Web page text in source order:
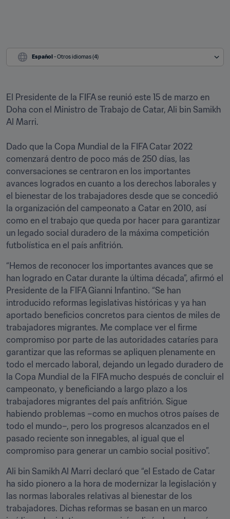
Español - Otros idiomas (4)
El Presidente de la FIFA se reunió este 15 de marzo en
Doha con el Ministro de Trabajo de Catar, Ali bin Samikh
Al Marri.
Dado que la Copa Mundial de la FIFA Catar 2022
comenzará dentro de poco más de 250 días, las
conversaciones se centraron en los importantes
avances logrados en cuanto a los derechos laborales y
el bienestar de los trabajadores desde que se concedió
la organización del campeonato a Catar en 2010, así
como en el trabajo que queda por hacer para garantizar
un legado social duradero de la máxima competición
futbolística en el país anfitrión.
“Hemos de reconocer los importantes avances que se
han logrado en Catar durante la última década”, afirmó el
Presidente de la FIFA Gianni Infantino. “Se han
introducido reformas legislativas históricas y ya han
aportado beneficios concretos para cientos de miles de
trabajadores migrantes. Me complace ver el firme
compromiso por parte de las autoridades cataríes para
garantizar que las reformas se apliquen plenamente en
todo el mercado laboral, dejando un legado duradero de
la Copa Mundial de la FIFA mucho después de concluir el
campeonato, y beneficiando a largo plazo a los
trabajadores migrantes del país anfitrión. Sigue
habiendo problemas –como en muchos otros países de
todo el mundo–, pero los progresos alcanzados en el
pasado reciente son innegables, al igual que el
compromiso para generar un cambio social positivo”.
Ali bin Samikh Al Marri declaró que “el Estado de Catar
ha sido pionero a la hora de modernizar la legislación y
las normas laborales relativas al bienestar de los
trabajadores. Dichas reformas se basan en un marco